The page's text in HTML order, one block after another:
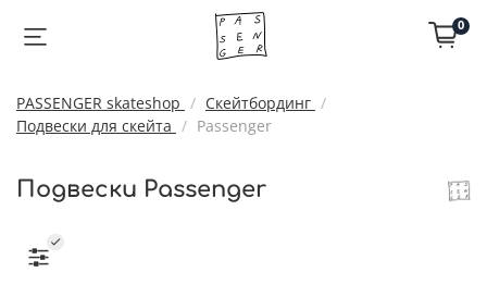
0
PASSENGER skateshop
Скейтбординг
Подвески для скейта
Passenger
Подвески Passenger